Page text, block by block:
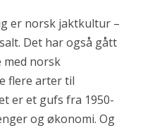
er norsk jaktkultur –
Det har også gått
med norsk
flere arter til
er et gufs fra 1950-
og økonomi. Og